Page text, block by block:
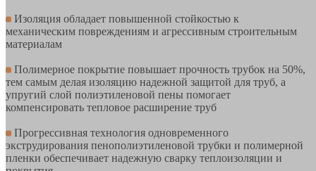
Изоляция обладает повышенной стойкостью к
механическим повреждениям и агрессивным строительным
материалам
Полимерное покрытие повышает прочность трубок на 50%,
тем самым делая изоляцию надежной защитой для труб, а
упругий слой полиэтиленовой пены помогает
компенсировать тепловое расширение труб
Прогрессивная технология одновременного
экструдирования пенополиэтиленовой трубки и полимерной
пленки обеспечивает надежную сварку теплоизоляции и